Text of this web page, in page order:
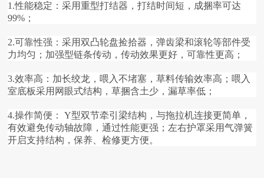
1.性能稳定：采用重型打结器，打结时间短，成捆率可达
99%；
2.可靠性强：采用双凸轮盘捡拾器，弹齿梁和滚轮等部件受
力均匀；加强型链条传动，传动效果更好，可靠性更高；
3.效率高：加长绞龙，喂入不堵塞，草料传输效率高；喂入
室底板采用网眼式结构，草捆含土少，漏草率低；
4.操作简便： Y型双节牵引梁结构，与拖拉机连接更简单，
有效避免传动轴故障，通过性能更强；左右护罩采用气弹簧
开启支持结构，保养、检修更方便。